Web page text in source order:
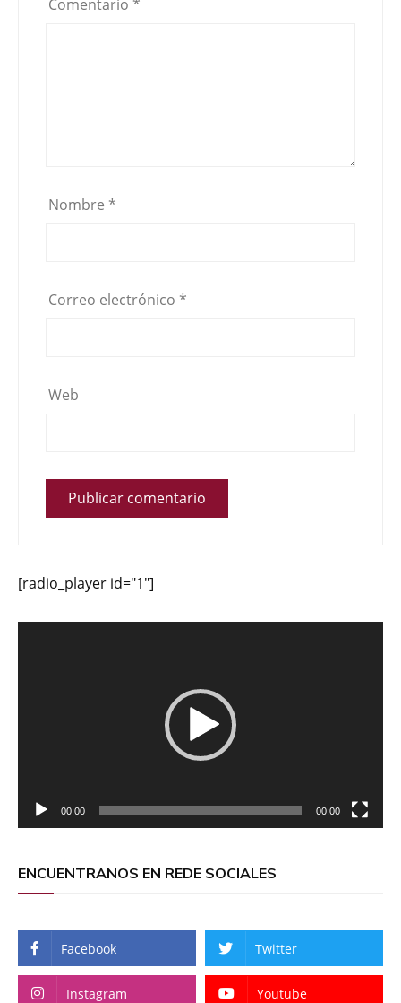
Comentario *
Nombre *
Correo electrónico *
Web
[radio_player id="1"]
00:00 00:00
ENCUENTRANOS EN REDE SOCIALES
Facebook Twitter
Instagram Youtube